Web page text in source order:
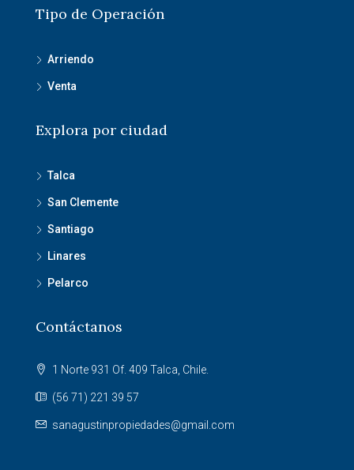
Tipo de Operación
Arriendo
Venta
Explora por ciudad
Talca
San Clemente
Santiago
Linares
Pelarco
Contáctanos
1 Norte 931 Of. 409 Talca, Chile.
(56 71) 221 39 57
sanagustinpropiedades@gmail.com